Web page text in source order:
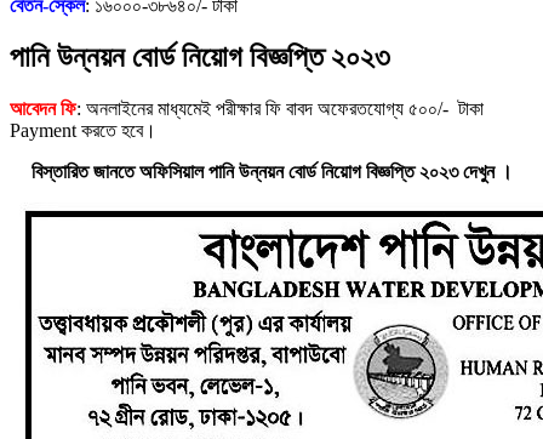
বেতন-স্কেল: ১৬০০০-৩৮৬৪০/- টাকা
পানি উন্নয়ন বোর্ড নিয়োগ বিজ্ঞপ্তি ২০২৩
আবেদন ফি: অনলাইনের মাধ্যমেই পরীক্ষার ফি বাবদ অফেরতযোগ্য ৫০০/- টাকা
Payment করতে হবে।
বিস্তারিত জানতে অফিসিয়াল পানি উন্নয়ন বোর্ড নিয়োগ বিজ্ঞপ্তি ২০২৩ দেখুন ।